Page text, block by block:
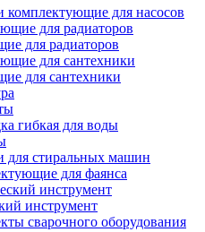
комплектующие для насосов
для радиаторов
для сантехники
гибкая для воды
для стиральных машин
для фаянса
инструмент
сварочного оборудования